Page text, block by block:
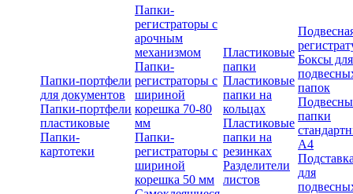
Папки-портфели
для документов
Папки-портфели
пластиковые
Папки-
картотеки
Папки-
регистраторы с
арочным
механизмом
Папки-
регистраторы с
шириной
корешка 70-80
мм
Папки-
регистраторы с
шириной
корешка 50 мм
Пластиковые
папки
Пластиковые
папки на
кольцах
Пластиковые
папки на
резинках
Разделители
листов
Боксы для
папок
папки
А4
для